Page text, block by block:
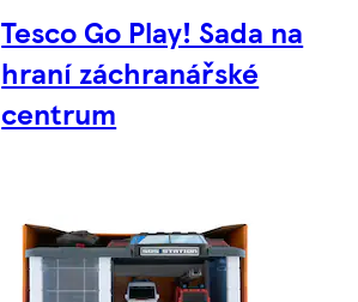
Tesco Go Play! Sada na
hraní záchranářské
centrum